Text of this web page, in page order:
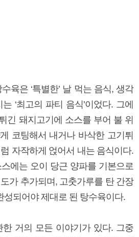
육은 ‘특별한’ 날 먹는 음식, 생각
‘최고의 파티 음식’이었다. 그에
긴 돼지고기에 소스를 부어 불 위
코팅해서 내거나 바삭한 고기튀
자작하게 얹어서 내는 음식이다.
에는 오이 당근 양파를 기본으로
가 추가되며, 고춧가루를 탄 간장
성되어야 제대로 된 탕수육이다.
거의 모든 이야기가 있다. 그중